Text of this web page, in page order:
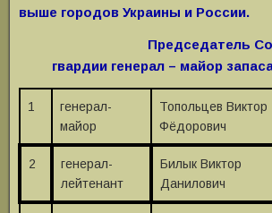
выше городов Украины и России.
Председатель
гвардии генерал – майор
1
генерал-
майор
Топольцев Виктор
Фёдорович
2
генерал-
лейтенант
Билык Виктор
Данилович